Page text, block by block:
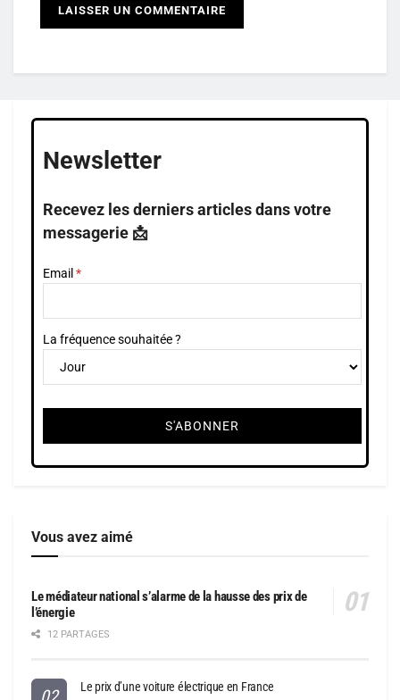
Newsletter
Recevez les derniers articles dans votre
messagerie 📩
Email
La fréquence souhaitée ?
Vous avez aimé
Le médiateur national s’alarme de la hausse des prix de
l’énergie
12 PARTAGES
Le prix d’une voiture électrique en France